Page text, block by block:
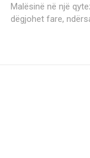
Malësinë në një
dëgjohet fare,